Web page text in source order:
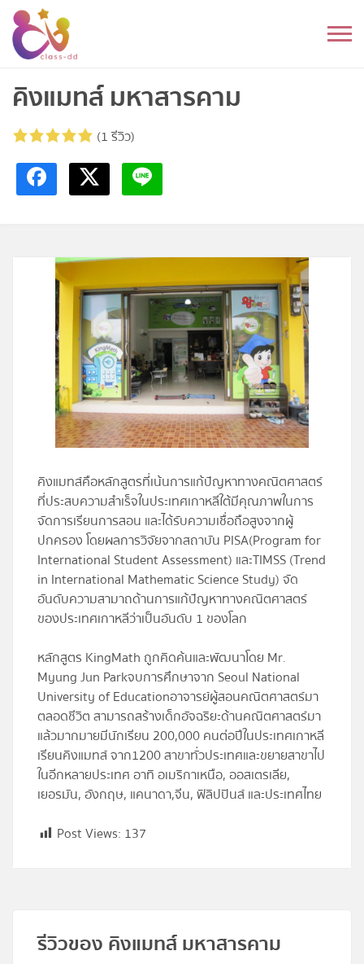
Skip
content
อนุบาล
ประถม
มัธยมต้น
อุดมศึกษา
โปรไฟล์
ข่าวสาร
ลงทะเบียน
เข้าสู่ระบบ
คิงแมทส์ มหาสารคาม
(1 รีวิว)
คิงแมทส์คือหลักสูตรที่เน้นการแก้ปัญหาทางคณิตศาสตร์
ที่ประสบความสำเร็จในประเทศเกาหลีใต้มีคุณภาพในการ
จัดการเรียนการสอน และได้รับความเชื่อถือสูงจากผู้
ปกครอง โดยผลการวิจัยจากสถาบัน PISA(Program for
International Student Assessment) และTIMSS (Trend
in International Mathematic Science Study)จัด
อันดับความสามาถด้านการแก้ปัญหาทางคณิตศาสตร์
ของประเทศเกาหลีว่าเป็นอันดับ 1 ของโลก
หลักสูตร KingMath ถูกคิดค้นและพัฒนาโดย Mr.
Myung Jun Parkจบการศึกษาจาก Seoul National
University of Educationอาจารย์ผู้สอนคณิตศาสตร์มา
ตลอดชีวิต สามารถสร้างเด็กอัจฉริยะด้านคณิตศาสตร์มา
แล้วมากมายมีนักเรียน 200,000 คนต่อปีในประเทศเกาหลี
เรียนคิงแมทส์ จาก1200 สาขาทั่วประเทศและขยายสาขาไป
ในอีกหลายประเทศ อาทิ อเมริกาเหนือ, ออสเตรเลีย,
เยอรมัน, อังกฤษ, แคนาดา,จีน, ฟิลิปปินส์ และประเทศไทย
Post Views: 137
รีวิวของ คิงแมทส์ มหาสารคาม